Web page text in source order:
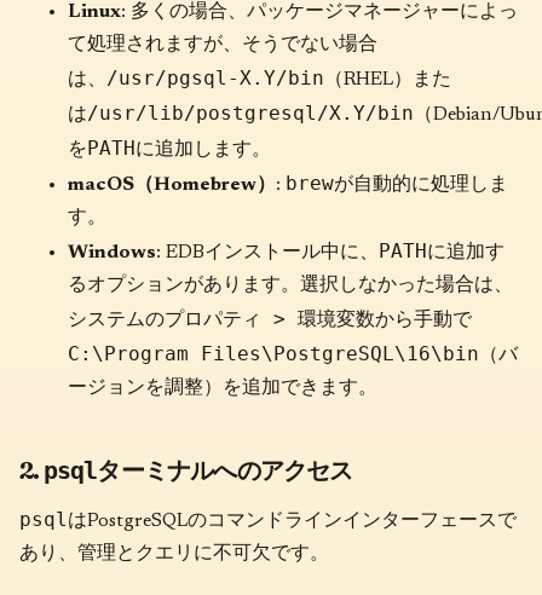
Linux: 多くの場合、パッケージマネージャーによっ
て処理されますが、そうでない場合
は、
/usr/pgsql-X.Y/bin （RHEL）また
は/usr/lib/postgresql/X.Y/bin （Debian/
をPATHに追加します。
macOS（Homebrew） : brewが自動的に処理しま
す。
Windows: EDBインストール中に、 PATHに追加す
るオプションがあります。選択しなかった場合は、
システムのプロパティ > 環境変数から手動で
C:\Program Files\PostgreSQL\16\bin （バ
ージョンを調整）を追加できます。
2. psqlターミナルへのアクセス
psqlはPostgreSQLのコマンドラインインターフェースで
あり、管理とクエリに不可欠です。